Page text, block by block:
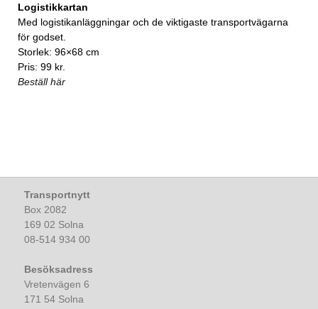
Logistikkartan
Med logistikanläggningar och de viktigaste transportvägarna
för godset.
Storlek: 96×68 cm
Pris: 99 kr.
Beställ här
Transportnytt
Box 2082
169 02 Solna
08-514 934 00
Besöksadress
Vretenvägen 6
171 54 Solna